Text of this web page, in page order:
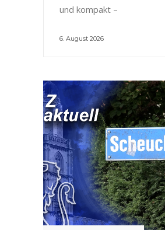
und kompakt –
6. August 2026